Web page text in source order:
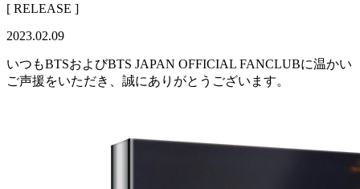
[ RELEASE ]
2023.02.09
いつもBTSおよびBTS JAPAN OFFICIAL FANCLUBに温かい
ご声援をいただき、誠にありがとうございます。